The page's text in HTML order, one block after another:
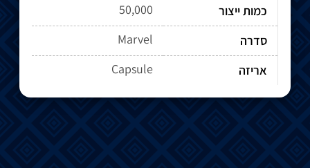
כמות ייצור
50,000
סדרה
Marvel
אריזה
Capsule